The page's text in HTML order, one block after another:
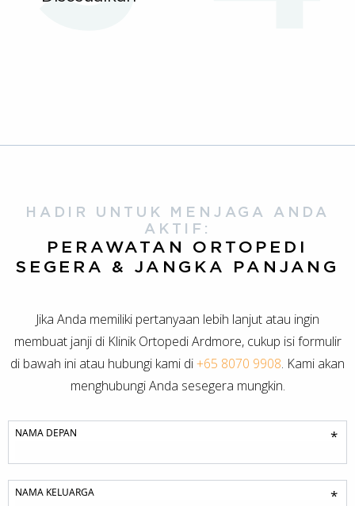
HADIR UNTUK MENJAGA ANDA
AKTIF:
PERAWATAN ORTOPEDI
SEGERA & JANGKA PANJANG
Jika Anda memiliki pertanyaan lebih lanjut atau ingin
membuat janji di Klinik Ortopedi Ardmore, cukup isi formulir
di bawah ini atau hubungi kami di+65 8070 9908. Kami akan
menghubungi Anda sesegera mungkin.
NAMA DEPAN *
NAMA KELUARGA *